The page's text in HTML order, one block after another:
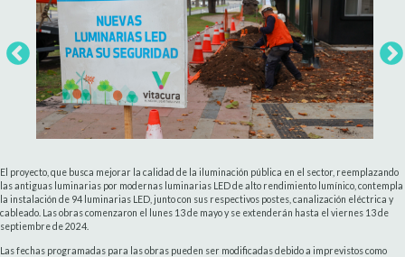
El proyecto, que busca mejorar la calidad de la iluminación pública en el sector, reemplazando
las antiguas luminarias por modernas luminarias LED de alto rendimiento lumínico, contempla
la instalación de 94 luminarias LED, junto con sus respectivos postes, canalización eléctrica y
cableado. Las obras comenzaron el lunes 13 de mayo y se extenderán hasta el viernes 13 de
septiembre de 2024.
Las fechas programadas para las obras pueden ser modificadas debido a imprevistos como